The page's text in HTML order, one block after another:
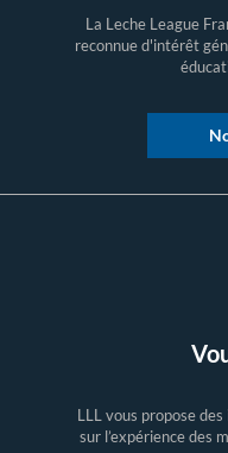
La Leche League
reconnue d'intérêt
LLL vous propose
sur l’expérience des